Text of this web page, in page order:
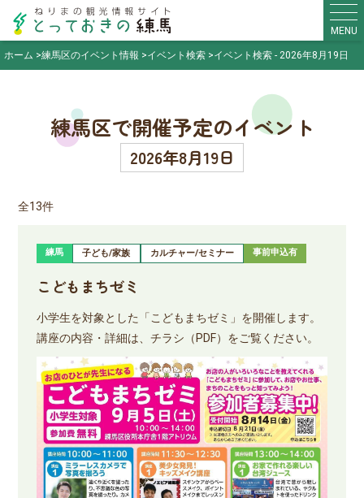
MENU
ホーム
練馬区のイベント情報 イベント検索 イベント検索 - 2026年8月19日
練馬区で開催予定のイベント
2026年8月19日
全13件
練馬 子ども/家族 カルチャー/セミナー 事前申込有
こどもまちゼミ
小学生を対象とした「こどもまちゼミ」を開催します。
講座の内容・詳細は、チラシ（PDF）をご覧ください。